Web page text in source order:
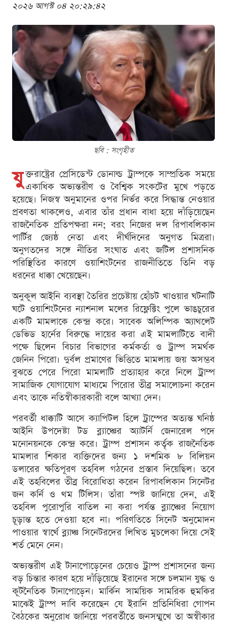
২০২৬ আগস্ট ০৪ ২০:২৯:৪২
ছবি : সংগৃহীত
যু ক্তরাষ্ট্রের প্রেসিডেন্ট ডোনাল্ড ট্রাম্পকে সাম্প্রতিক সময়ে
একাধিক অভ্যন্তরীণ ও বৈশ্বিক সংকটের মুখে পড়তে
হয়েছে। নিজস্ব অনুমানের ওপর নির্ভর করে সিদ্ধান্ত নেওয়ার
প্রবণতা থাকলেও, এবার তাঁর প্রধান বাধা হয়ে দাঁড়িয়েছেন
রাজনৈতিক প্রতিপক্ষরা নন; বরং নিজের দল রিপাবলিকান
পার্টির জ্যেষ্ঠ নেতা এবং দীর্ঘদিনের অনুগত মিত্ররা।
অনুগতদের সঙ্গে নীতির সংঘাত এবং জটিল প্রশাসনিক
পরিস্থিতির কারণে ওয়াশিংটনের রাজনীতিতে তিনি বড়
ধরনের ধাক্কা খেয়েছেন।
অনুকূল আইনি ব্যবস্থা তৈরির প্রচেষ্টায় হোঁচট খাওয়ার ঘটনাটি
ঘটে ওয়াশিংটনের ন্যাশনাল মলের রিফ্লেক্টিং পুলে ভাঙচুরের
একটি মামলাকে কেন্দ্র করে। সাবেক অলিম্পিক অ্যাথলেট
ডেভিড হার্নের বিরুদ্ধে দায়ের করা এই মামলাটিতে বাদী
পক্ষে ছিলেন বিচার বিভাগের কর্মকর্তা ও ট্রাম্প সমর্থক
জেনিন পিরো। দুর্বল প্রমাণের ভিত্তিতে মামলায় জয় অসম্ভব
বুঝতে পেরে পিরো মামলাটি প্রত্যাহার করে নিলে ট্রাম্প
সামাজিক যোগাযোগ মাধ্যমে পিরোর তীব্র সমালোচনা করেন
এবং তাকে নতিস্বীকারকারী বলে আখ্যা দেন।
পরবর্তী ধাক্কাটি আসে ক্যাপিটল হিলে ট্রাম্পের অত্যন্ত ঘনিষ্ঠ
আইনি উপদেষ্টা টড ব্ল্যাঞ্চের অ্যাটর্নি জেনারেল পদে
মনোনয়নকে কেন্দ্র করে। ট্রাম্প প্রশাসন কর্তৃক রাজনৈতিক
মামলার শিকার ব্যক্তিদের জন্য ১ দশমিক ৮ বিলিয়ন
ডলারের ক্ষতিপূরণ তহবিল গঠনের প্রস্তাব দিয়েছিল। তবে
এই তহবিলের তীব্র বিরোধিতা করেন রিপাবলিকান সিনেটর
জন কর্নি ও থম টিলিস। তাঁরা স্পষ্ট জানিয়ে দেন, এই
তহবিল পুরোপুরি বাতিল না করা পর্যন্ত ব্ল্যাঞ্চের নিয়োগ
চূড়ান্ত হতে দেওয়া হবে না। পরিণতিতে সিনেট অনুমোদন
পাওয়ার স্বার্থে ব্ল্যাঞ্চ সিনেটরদের লিখিত মুচলেকা দিয়ে সেই
শর্ত মেনে নেন।
অভ্যন্তরীণ এই টানাপোড়েনের চেয়েও ট্রাম্প প্রশাসনের জন্য
বড় চিন্তার কারণ হয়ে দাঁড়িয়েছে ইরানের সঙ্গে চলমান যুদ্ধ ও
কূটনৈতিক টানাপোড়েন। মার্কিন সাময়িক সামরিক হুমকির
মাঝেই ট্রাম্প দাবি করেছেন যে ইরানি প্রতিনিধিরা গোপন
বৈঠকের অনুরোধ জানিয়ে পরবর্তীতে জনসম্মুখে তা অস্বীকার